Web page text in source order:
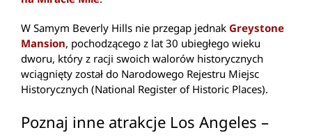
W Samym Beverly Hills nie przegap jednak Greystone
Mansion, pochodzącego z lat 30 ubiegłego wieku
dworu, który z racji swoich walorów historycznych
wciągnięty został do Narodowego Rejestru Miejsc
Historycznych (National Register of Historic Places).
Poznaj inne atrakcje Los Angeles –